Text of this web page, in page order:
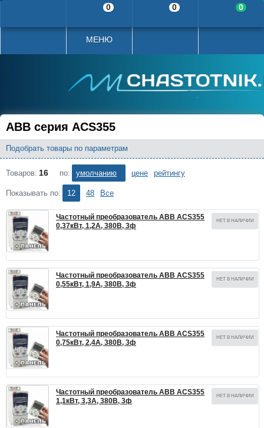
МЕНЮ
ABB серия ACS355
Подобрать товары по параметрам
Товаров: 16
Сортировать по: умолчанию цене рейтингу
Показывать по: 12 48 Все
Частотный преобразователь ABB ACS355
0,37кВт, 1,2А, 380В, 3ф
НЕТ В НАЛИЧИИ
Частотный преобразователь ABB ACS355
0,55кВт, 1,9А, 380В, 3ф
НЕТ В НАЛИЧИИ
Частотный преобразователь ABB ACS355
0,75кВт, 2,4А, 380В, 3ф
НЕТ В НАЛИЧИИ
Частотный преобразователь ABB ACS355
1,1кВт, 3,3А, 380В, 3ф
НЕТ В НАЛИЧИИ
0 0 0